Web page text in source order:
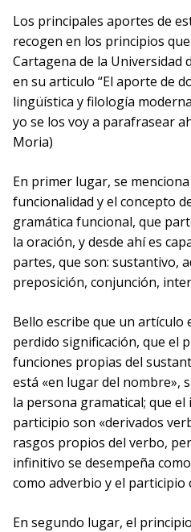
Los principales aportes de
recogen en los principios
Cartagena de la Universidad
en su articulo “El aporte de
lingüística y filología
yo se los voy a parafrasear
Moria)
En primer lugar, se
funcionalidad y el concepto
gramática funcional, que
la oración, y desde ahí es
partes, que son: sustantivo,
preposición, conjunción,
Bello escribe que un artículo
perdido significación, que el
funciones propias del
está «en lugar del nombre»,
la persona gramatical; que
participio son «derivados
rasgos propios del verbo,
infinitivo se desempeña
como adverbio y el participio
En segundo lugar, el